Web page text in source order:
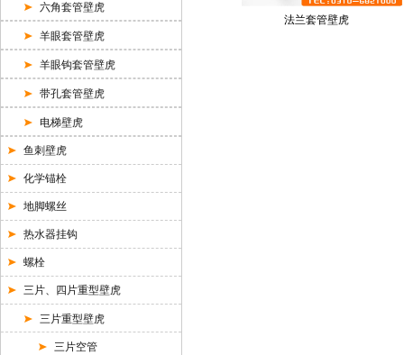
六角套管壁虎
羊眼套管壁虎
羊眼钩套管壁虎
带孔套管壁虎
电梯壁虎
鱼刺壁虎
化学锚栓
地脚螺丝
热水器挂钩
螺栓
三片、四片重型壁虎
三片重型壁虎
三片空管
法兰套管壁虎